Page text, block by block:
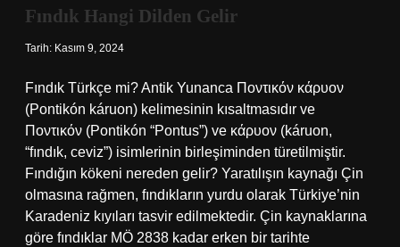
Fındık Hangi Dilden Gelir
Tarih: Kasım 9, 2024
Fındık Türkçe mi? Antik Yunanca Ποντικόν κάρυον
(Pontikón káruon) kelimesinin kısaltmasıdır ve
Ποντικόν (Pontikón “Pontus”) ve κάρυον (káruon,
“fındık, ceviz”) isimlerinin birleşiminden türetilmiştir.
Fındığın kökeni nereden gelir? Yaratılışın kaynağı Çin
olmasına rağmen, fındıkların yurdu olarak Türkiye’nin
Karadeniz kıyıları tasvir edilmektedir. Çin kaynaklarına
göre fındıklar MÖ 2838 kadar erken bir tarihte